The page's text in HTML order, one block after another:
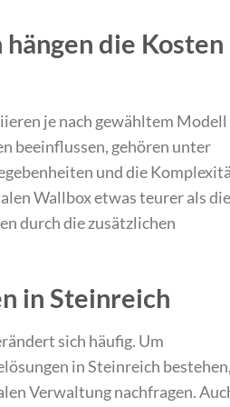
die Kosten
je nach gewähltem Modell
beeinflussen, gehören unter
und die
Wallbox etwas teurer als die
durch die zusätzlichen
in Steinreich
sich häufig. Um
in Steinreich bestehen,
Verwaltung nachfragen.